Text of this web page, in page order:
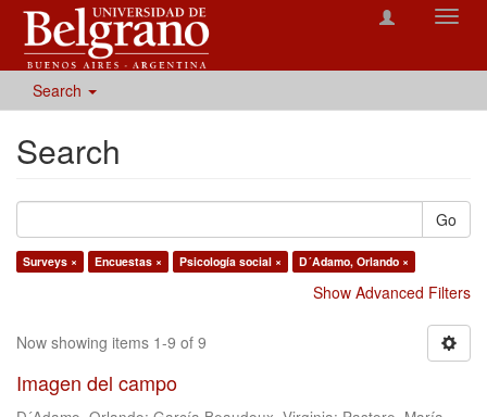
Search
Search
Go
Surveys × Encuestas × Psicología social × D´Adamo, Orlando ×
Show Advanced Filters
Now showing items 1-9 of 9
Imagen del campo